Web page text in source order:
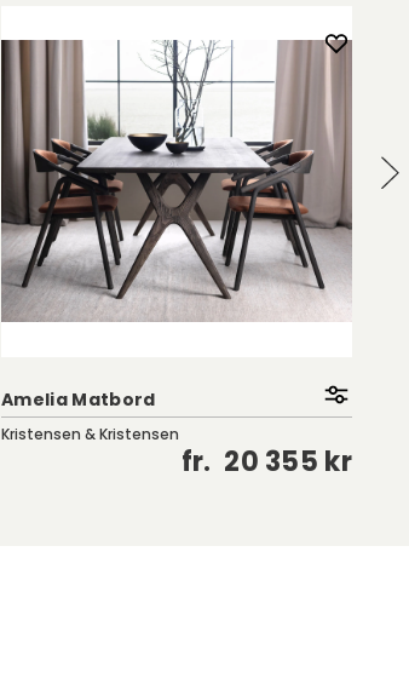
Amelia Matbord
Kristensen & Kristensen
fr. 20 355 kr